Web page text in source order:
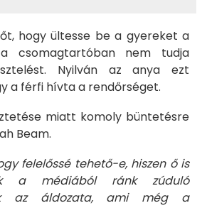
hogy ültesse be a gyereket a
csomagtartóban nem tudja
Nyilván az anya ezt
a férfi hívta a rendőrséget.
miatt komoly büntetésre
Beam.
felelőssé tehető-e, hiszen ő is
a médiából ránk zúduló
az áldozata, ami még a